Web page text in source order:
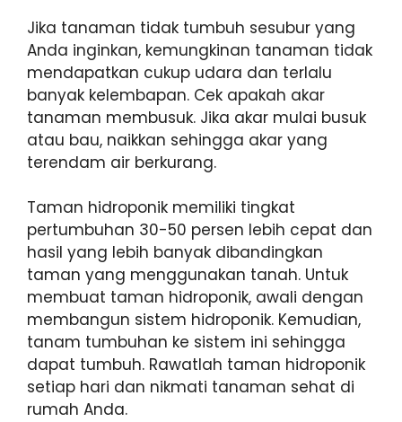
Jika tanaman tidak tumbuh sesubur yang
Anda inginkan, kemungkinan tanaman tidak
mendapatkan cukup udara dan terlalu
banyak kelembapan. Cek apakah akar
tanaman membusuk. Jika akar mulai busuk
atau bau, naikkan sehingga akar yang
terendam air berkurang.
Taman hidroponik memiliki tingkat
pertumbuhan 30-50 persen lebih cepat dan
hasil yang lebih banyak dibandingkan
taman yang menggunakan tanah. Untuk
membuat taman hidroponik, awali dengan
membangun sistem hidroponik. Kemudian,
tanam tumbuhan ke sistem ini sehingga
dapat tumbuh. Rawatlah taman hidroponik
setiap hari dan nikmati tanaman sehat di
rumah Anda.